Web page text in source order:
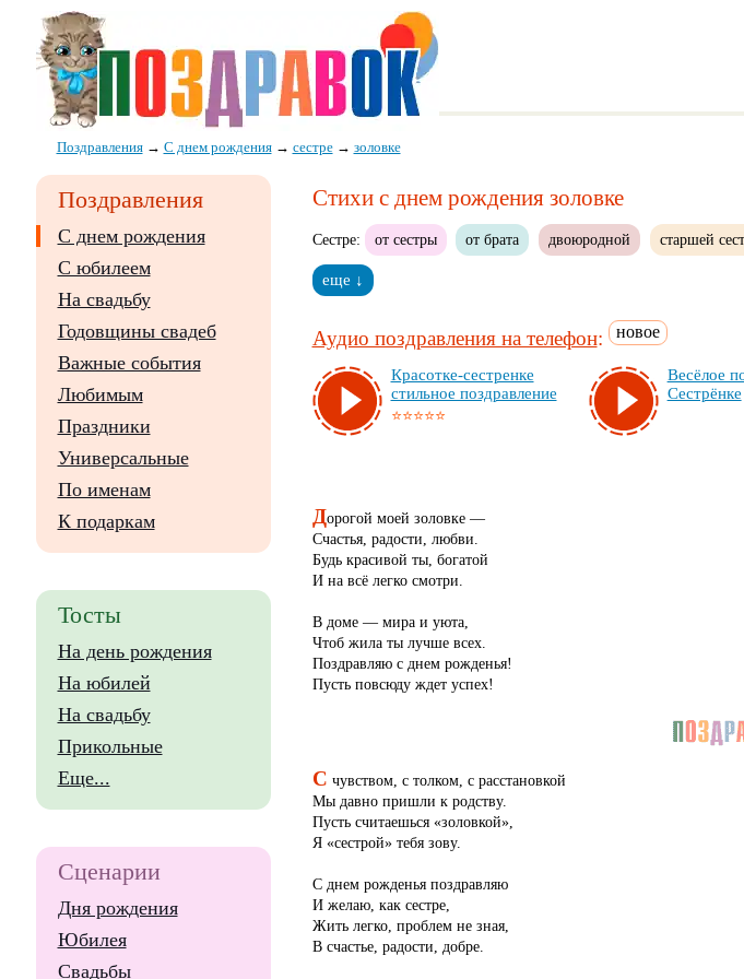
Поздравления→ С днем рождения→ сестре→ золовке
Стихи с днем рождения золовке
Сестре: от сестры от брата двоюродной старшей
еще ↓
Аудио поздравления на телефон: новое
Кра­сот­ке-сес­трен­ке
стиль­ное поз­драв­ле­ние
⭐⭐⭐⭐⭐
Ве­сё­лое
Сес­трён­ке
Дорогой моей золовке —
Счастья, радости, любви.
Будь красивой ты, богатой
И на всё легко смотри.
В доме — мира и уюта,
Чтоб жила ты лучше всех.
Поздравляю с днем рожденья!
Пусть повсюду ждет успех!
С чувством, с толком, с расстановкой
Мы давно пришли к родству.
Пусть считаешься «золовкой»,
Я «сестрой» тебя зову.
С днем рожденья поздравляю
И желаю, как сестре,
Жить легко, проблем не зная,
В счастье, радости, добре.
Поздравления
С днем рождения
С юбилеем
На свадьбу
Годовщины свадеб
Важные события
Любимым
Праздники
Универсальные
По именам
К подаркам
Тосты
На день рождения
На юбилей
На свадьбу
Прикольные
Еще...
Сценарии
Дня рождения
Юбилея
Свадьбы